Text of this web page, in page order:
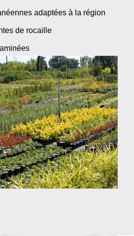
adaptées à la région
de rocaille